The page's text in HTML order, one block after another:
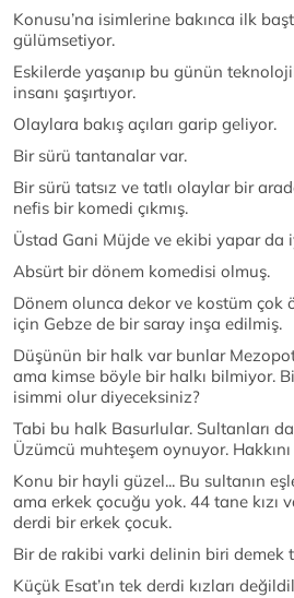
Konusu’na isimlerine bakınca ilk
gülümsetiyor.
Eskilerde yaşanıp bu günün
insanı şaşırtıyor.
Olaylara bakış açıları garip geliyor.
Bir sürü tantanalar var.
Bir sürü tatsız ve tatlı olaylar bir
nefis bir komedi çıkmış.
Üstad Gani Müjde ve ekibi yapar da
Absürt bir dönem komedisi olmuş.
Dönem olunca dekor ve kostüm çok
için Gebze de bir saray inşa edilmiş.
Düşünün bir halk var bunlar
ama kimse böyle bir halkı bilmiyor.
isimmi olur diyeceksiniz?
Tabi bu halk Basurlular. Sultanları
Üzümcü muhteşem oynuyor.
Konu bir hayli güzel... Bu sultanın
ama erkek çocuğu yok. 44 tane kızı
derdi bir erkek çocuk.
Bir de rakibi varki delinin biri demek
Küçük Esat’ın tek derdi kızları